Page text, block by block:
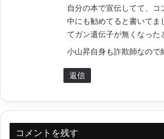
自分の本で宣伝してて、
中にも勧めてると書いて
てガン遺伝子が無くなった
小山昇自身も詐欺師なので
返信
コメントを残す